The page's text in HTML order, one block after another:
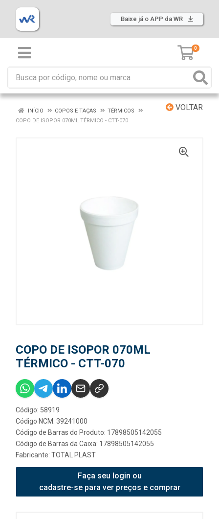
Baixe já o APP da WR
0
VOLTAR
INÍCIO COPOS E TAÇAS
TÉRMICOS
COPO DE ISOPOR 070ML TÉRMICO - CTT-070
COPO DE ISOPOR 070ML
TÉRMICO - CTT-070
Código: 58919
Código NCM: 39241000
Código de Barras do Produto: 17898505142055
Código de Barras da Caixa: 17898505142055
Fabricante: TOTAL PLAST
Faça seu login ou
cadastre-se para ver preços e comprar